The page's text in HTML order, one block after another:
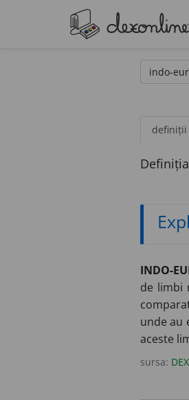
definiții
INDO-
de limbi
unde au
aceste
sursa: